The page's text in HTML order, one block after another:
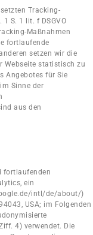
Tracking-
S. 1 lit. f DSGVO
Maßnahmen
fortlaufende
setzen wir die
Webseite statistisch zu
Angebotes für Sie
Sinne der
aus den
fortlaufenden
ein
intl/de/about/)
USA; im Folgenden
4) verwendet. Die